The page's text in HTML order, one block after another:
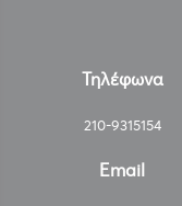
Τηλέφωνα
210-9315154
Email